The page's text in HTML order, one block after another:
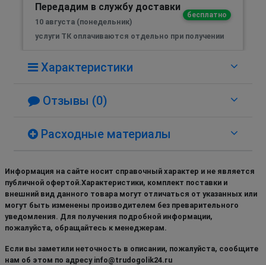
Передадим в службу доставки
бесплатно
10 августа (понедельник)
услуги ТК оплачиваются отдельно при получении
Характеристики
Отзывы (0)
Расходные материалы
Информация на сайте носит справочный характер и не является
публичной офертой.Характеристики, комплект поставки и
внешний вид данного товара могут отличаться от указанных или
могут быть изменены производителем без преварительного
уведомления. Для получения подробной информации,
пожалуйста, обращайтесь к менеджерам.
Если вы заметили неточность в описании, пожалуйста, сообщите
нам об этом по адресу info@trudogolik24.ru